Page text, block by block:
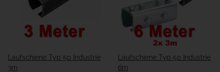
Laufschiene Typ 50 Industrie
3m
Laufschiene Typ 50 Industrie
6m